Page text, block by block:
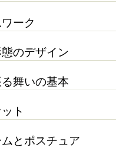
ーク
のデザイン
舞いの基本
ト
とポスチュア